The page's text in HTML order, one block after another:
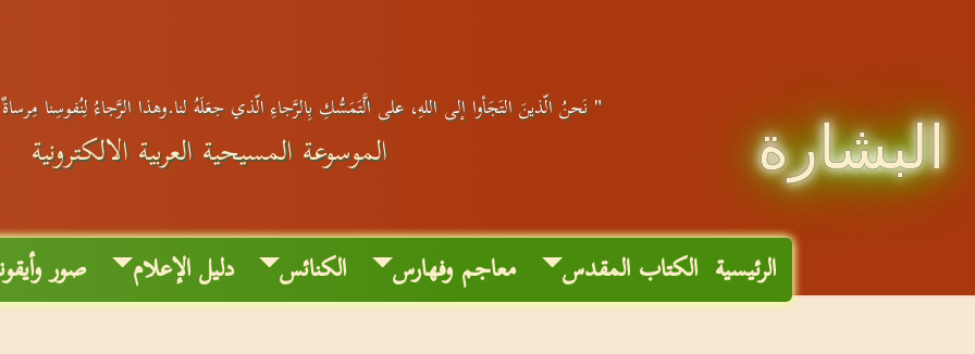
البشارة
" نَحنُ الّذينَ التَجَأوا إلى اللهِ، على الَّتَمَسُّكِ بِالرَّجاءِ الّذي جعَلَهُ لنا.وهذا الرَّجاءُ لِنُفوسِنا
الموسوعة المسيحية العربية الالكترونية
الرئيسية الكتاب المقدس معاجم وفهارس الكنائس دليل الإعلام صور